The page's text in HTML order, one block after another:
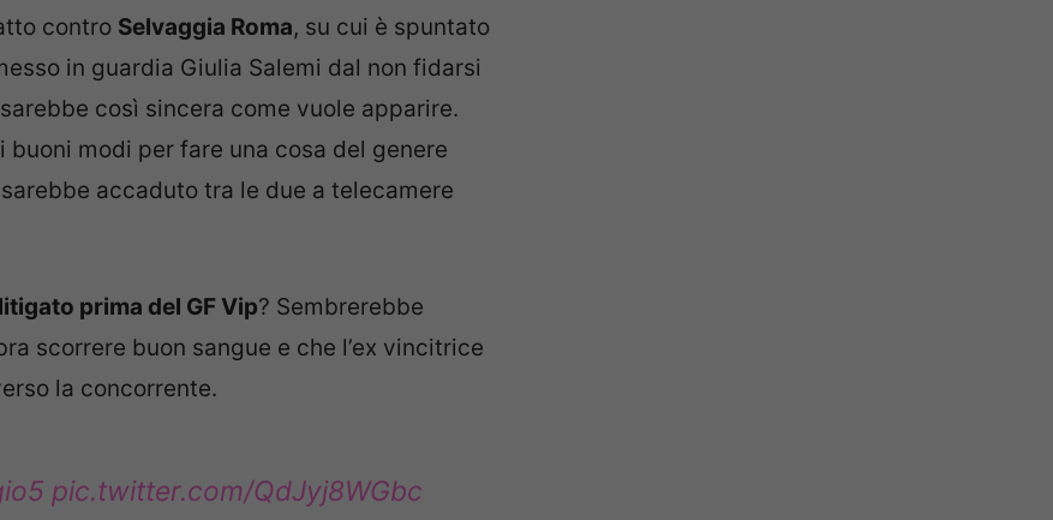
contro Selvaggia Roma, su cui è spuntato
in guardia Giulia Salemi dal non fidarsi
così sincera come vuole apparire.
modi per fare una cosa del genere
accaduto tra le due a telecamere
prima del GF Vip? Sembrerebbe
scorrere buon sangue e che l’ex vincitrice
la concorrente.
pic.twitter.com/QdJyj8WGbc